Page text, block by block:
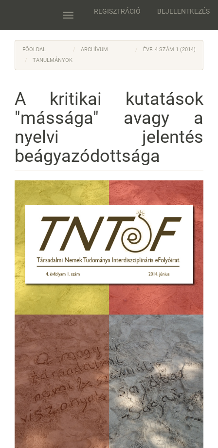
REGISZTRÁCIÓ BEJELENTKEZÉS
Toggle
FŐOLDAL ARCHÍVUM
ÉVF. 4 SZÁM 1 (2014)
TANULMÁNYOK
A kritikai kutatások
"mássága" avagy a
nyelvi jelentés
beágyazódottsága
Article
Sidebar